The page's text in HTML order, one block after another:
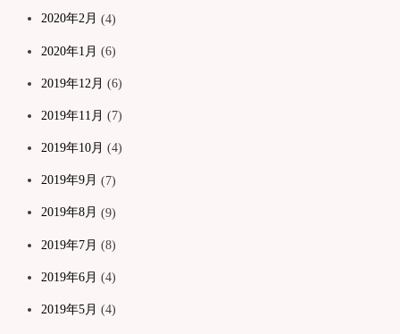
2020年2月 (4)
2020年1月 (6)
2019年12月 (6)
2019年11月 (7)
2019年10月 (4)
2019年9月 (7)
2019年8月 (9)
2019年7月 (8)
2019年6月 (4)
2019年5月 (4)